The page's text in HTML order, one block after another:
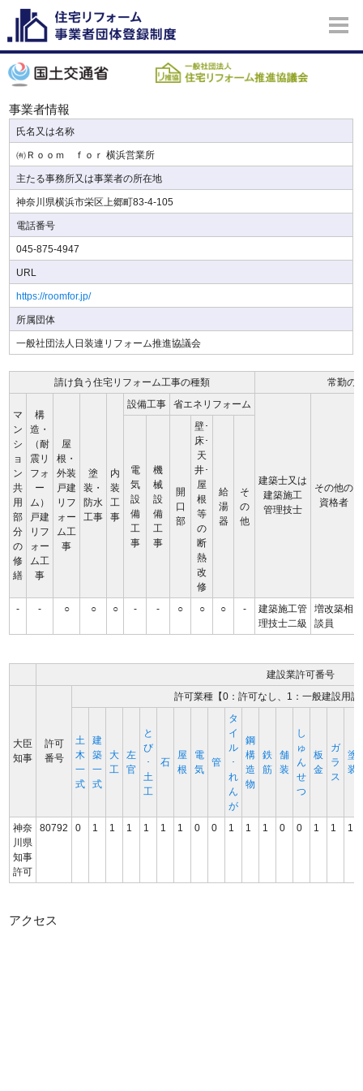
事業者情報
氏名又は名称
㈲Ｒｏｏｍ ｆｏｒ 横浜営業所
主たる事務所又は事業者の所在地
神奈川県横浜市栄区上郷町83-4-105
電話番号
045-875-4947
URL
https://roomfor.jp/
所属団体
一般社団法人日装連リフォーム推進協議会
請け負う住宅リフォーム工事の種類 常勤の
マ
ン
シ
ョ
ン
共
用
部
分
の
修
繕
構
造・
（耐
震リ
フォ
ー
ム）
戸建
リフ
ォー
ム工
事
屋
根・
外装
戸建
リフ
ォー
ム工
事
塗
装・
防水
工事
内
装
工
事
設備工事 省エネリフォーム
建築士又は
建築施工
管理技士
その他の
資格者
電
気
設
備
工
事
機
械
設
備
工
事
開
口
部
壁･
床･
天
井･
屋
根
等
の
断
熱
改
修
給
湯
器
そ
の
他
- - ○ ○ ○ - - ○ ○ ○ -
建築施工管
理技士二級
増改築相
談員
建設業許可番号
大臣
知事
許可
番号
許可業種【0：許可なし、1：一般建設用
土
木
一
式
建
築
一
式
大
工
左
官
と
び
･
土
工
石
屋
根
電
気
管
タ
イ
ル
･
れ
ん
が
鋼
構
造
物
鉄
筋
舗
装
し
ゅ
ん
せ
つ
板
金
ガ
ラ
ス
塗
装
神奈
川県
知事
許可
80792 0 1 1 1 1 1 1 0 0 1 1 1 0 0 1 1 1
アクセス